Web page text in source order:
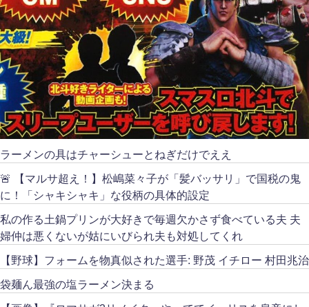
ラーメンの具はチャーシューとねぎだけでええ
🚨 【マルサ超え！】松嶋菜々子が「髪バッサリ」で国税の鬼
に！「シャキシャキ」な役柄の具体的設定
私の作る土鍋プリンが大好きで毎週欠かさず食べている夫 夫
婦仲は悪くないが姑にいびられ夫も対処してくれ
【野球】フォームを物真似された選手: 野茂 イチロー 村田兆治
袋麺ん最強の塩ラーメン決まる